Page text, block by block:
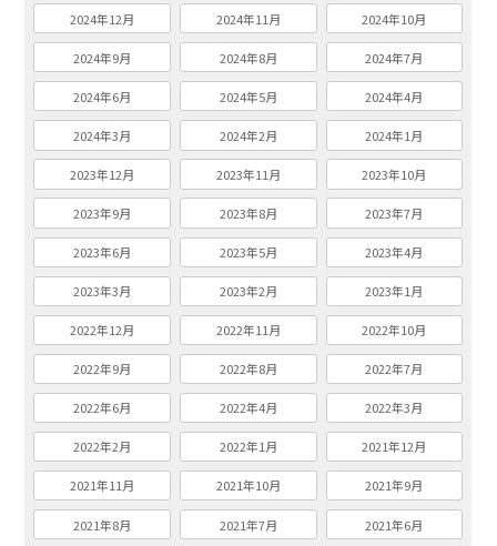
2024年12月 2024年11月 2024年10月
2024年9月 2024年8月 2024年7月
2024年6月 2024年5月 2024年4月
2024年3月 2024年2月 2024年1月
2023年12月 2023年11月 2023年10月
2023年9月 2023年8月 2023年7月
2023年6月 2023年5月 2023年4月
2023年3月 2023年2月 2023年1月
2022年12月 2022年11月 2022年10月
2022年9月 2022年8月 2022年7月
2022年6月 2022年4月 2022年3月
2022年2月 2022年1月 2021年12月
2021年11月 2021年10月 2021年9月
2021年8月 2021年7月 2021年6月